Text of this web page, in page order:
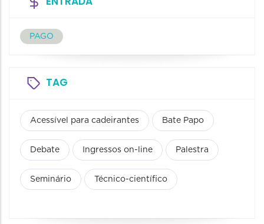
PAGO
TAG
Acessível para cadeirantes Bate Papo
Debate Ingressos on-line Palestra
Seminário Técnico-científico